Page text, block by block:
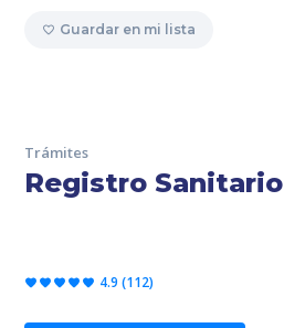
Guardar en mi lista
Trámites
Registro Sanitario
4.9 (112)